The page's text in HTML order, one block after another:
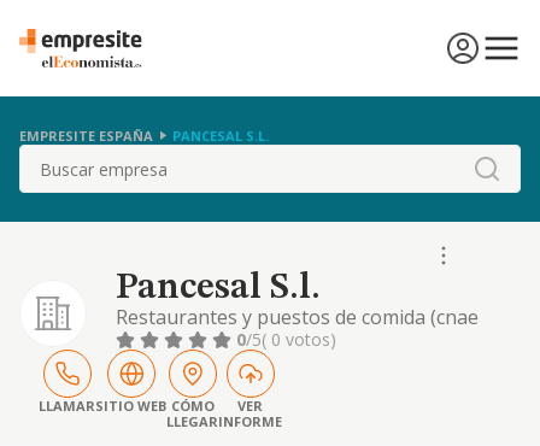
EMPRESITE ESPAÑA PANCESAL S.L.
Buscar
Pancesal S.l.
Restaurantes y puestos de comida (cnae
5610). - otras actividades: la explotación,
gestión, comercialización y desarrollo de las
actividades propias de la hostelería y la
restauración en general, incluida la
elaboración de comidas, platos preparados,
0/5( 0 votos)
LLAMARSITIO WEB CÓMO
LLEGAR
VER
INFORME